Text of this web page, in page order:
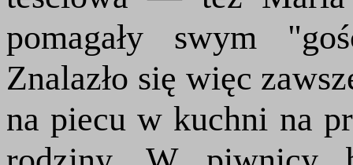
pomagały swym
Znalazło się więc
na piecu w kuchni na